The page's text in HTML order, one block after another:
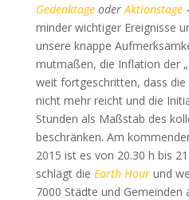
Gedenktage oderAktionstage
minder wichtiger Ereignisse
unsere knappe
mutmaßen, die Inflation der
weit fortgeschritten, dass
nicht mehr reicht und die
Stunden als Maßstab des
beschränken. Am
2015 ist es von 20.30 h bis
schlägt die Earth Hourund
7000 Städte und Gemeinden